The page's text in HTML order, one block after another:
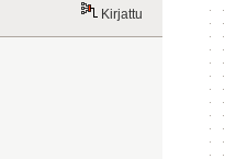
Kirjattu